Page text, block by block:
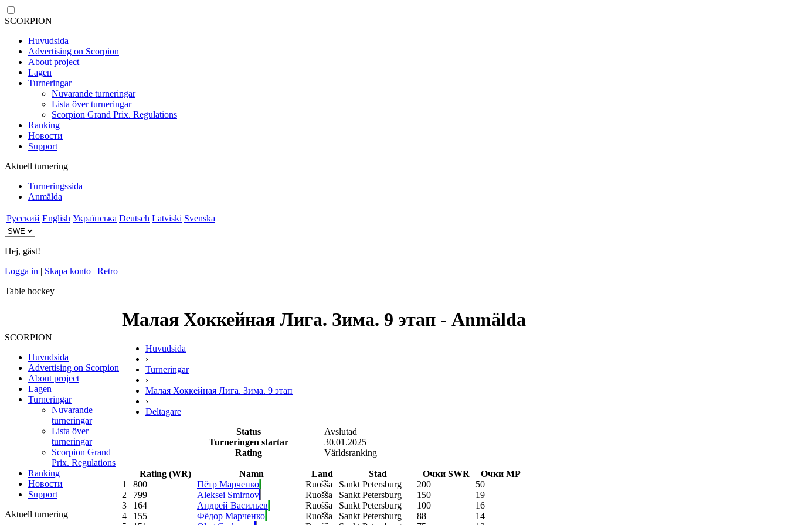
SCORPION
Huvudsida
Advertising on Scorpion
About project
Lagen
Turneringar
Nuvarande turneringar
Lista över turneringar
Scorpion Grand Prix. Regulations
Ranking
Новости
Support
Aktuell turnering
Turneringssida
Anmälda
Русский English Українська Deutsch Latviski Svenska
Hej, gäst!
Logga in | Skapa konto | Retro
Table hockey
SCORPION
Huvudsida
Advertising on Scorpion
About project
Lagen
Turneringar
Nuvarande
turneringar
Lista över
turneringar
Scorpion Grand
Prix. Regulations
Ranking
Новости
Support
Aktuell turnering
Малая Хоккейная Лига. Зима. 9 этап - Anmälda
Huvudsida
›
Turneringar
›
Малая Хоккейная Лига. Зима. 9 этап
›
Deltagare
Status
Avslutad
Turneringen startar
30.01.2025
Rating
Världsranking
Rating (WR) Namn Land Stad Очки SWR
Очки МР
1
800 Пётр Марченко Ruošša Sankt Petersburg 200
50
2
799 Aleksei Smirnov Ruošša Sankt Petersburg 150
19
3
164 Андрей Васильев Ruošša Sankt Petersburg 100
16
4
155 Фёдор Марченко Ruošša Sankt Petersburg 88
14